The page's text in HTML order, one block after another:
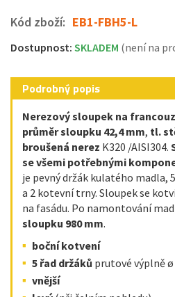
Kód zboží: EB1-FBH5-L
Dostupnost: SKLADEM (není na
Podrobný popis
Nerezový sloupek na
průměrsloupku 42,4 mm, tl.
broušená nerez K320 /AISI304.
se všemi potřebnými
je pevný držák kulatého madla,
a 2 kotevní trny. Sloupek se
na fasádu. Po namontování
sloupku 980 mm.
boční kotvení
5 řad držáků prutové výplně
vnější